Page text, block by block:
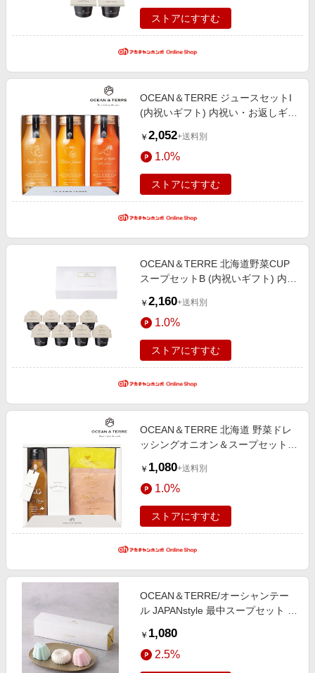
スポーツ・アウトドア・ゴルフ
旅行・レジャー・ホテル予約
金融・マネー・保険
デジタルコンテンツ
ビジネス・その他サービス
わくわく夏特集
Apple公式サイト×楽天カード分割払い
Samsung ボーナスキャンペーン
週末の高還元 夏の長期版
ストアにすすむ
OCEAN＆TERRE ジュースセットI
(内祝いギフト) 内祝い・お返しギフ
￥ 2,052+送料別
1.0%
ストアにすすむ
OCEAN＆TERRE 北海道野菜CUP
スープセットB (内祝いギフト) 内祝
ト 惣菜・缶詰・佃煮・調味料
￥ 2,160+送料別
1.0%
ストアにすすむ
OCEAN＆TERRE 北海道 野菜ドレ
ッシングオニオン＆スープセット
ト 菓子・食品ギフト 惣菜・缶詰・
佃煮・調味料
￥ 1,080+送料別
1.0%
ストアにすすむ
OCEAN＆TERRE/オーシャンテー
ル JAPANstyle 最中スープセット 調
￥ 1,080
2.5%